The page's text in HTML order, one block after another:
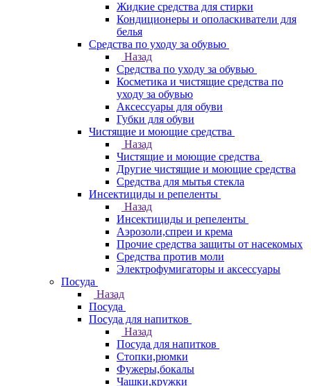
Жидкие средства для стирки
Кондиционеры и ополаскиватели для
белья
Средства по уходу за обувью
Назад
Средства по уходу за обувью
Косметика и чистящие средства по
уходу за обувью
Аксессуары для обуви
Губки для обуви
Чистящие и моющие средства
Назад
Чистящие и моющие средства
Другие чистящие и моющие средства
Средства для мытья стекла
Инсектициды и репеленты
Назад
Инсектициды и репеленты
Аэрозоли,спреи и крема
Прочие средства защиты от насекомых
Средства против моли
Электрофумигаторы и аксессуары
Посуда
Назад
Посуда
Посуда для напитков
Назад
Посуда для напитков
Стопки,рюмки
Фужеры,бокалы
Чашки,кружки